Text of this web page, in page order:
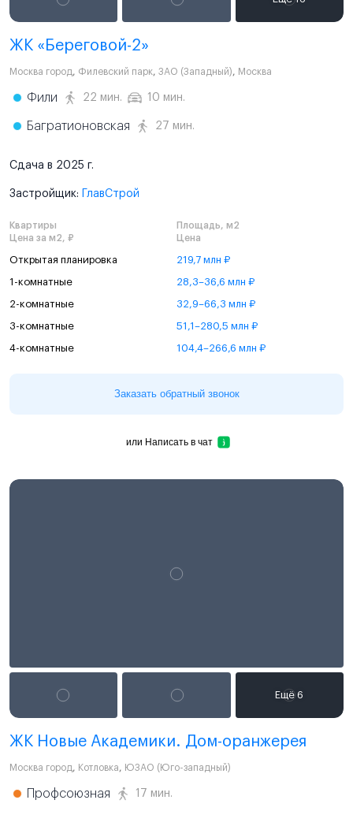
ЖК «Береговой-2»
Москва город, Филевский парк, ЗАО (Западный), Москва
Фили 22 мин. 10 мин.
Багратионовская 27 мин.
Сдача в 2025 г.
Застройщик: ГлавСтрой
Квартиры
Площадь, м2
Цена за м2, ₽
Цена
Открытая планировка 219,7 млн ₽
1-комнатные 28,3–36,6 млн ₽
2-комнатные 32,9–66,3 млн ₽
3-комнатные 51,1–280,5 млн ₽
4-комнатные 104,4–266,6 млн ₽
Заказать обратный звонок
или Написать в чат
ЖК Новые Академики. Дом-оранжерея
Москва город, Котловка, ЮЗАО (Юго-западный)
Профсоюзная 17 мин.